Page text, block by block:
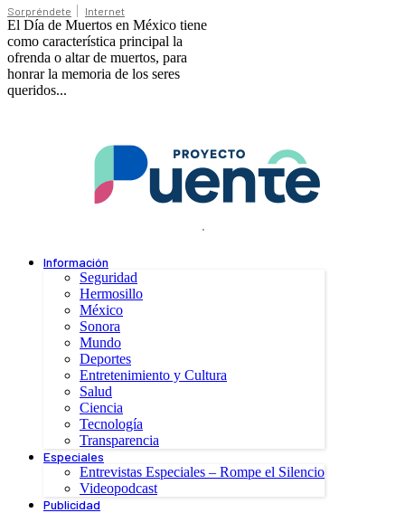
Sorpréndete Internet
El Día de Muertos en México tiene
como característica principal la
ofrenda o altar de muertos, para
honrar la memoria de los seres
queridos...
.
Información
Seguridad
Hermosillo
México
Sonora
Mundo
Deportes
Entretenimiento y Cultura
Salud
Ciencia
Tecnología
Transparencia
Especiales
Entrevistas Especiales – Rompe el Silencio
Videopodcast
Publicidad